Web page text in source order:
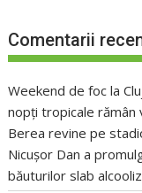
Comentarii
Weekend de foc la
nopți tropicale rămân
Berea revine pe
Nicușor Dan a
băuturilor slab